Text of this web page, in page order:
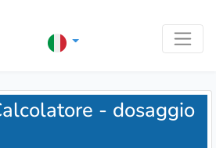
- dosaggio